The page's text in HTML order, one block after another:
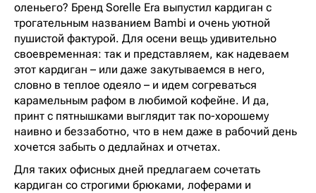
оленьего? Бренд Sorelle Era выпустил кардиган с
трогательным названием Bambi и очень уютной
пушистой фактурой. Для осени вещь удивительно
своевременная: так и представляем, как надеваем
этот кардиган – или даже закутываемся в него,
словно в теплое одеяло – и идем согреваться
карамельным рафом в любимой кофейне. И да,
принт с пятнышками выглядит так по-хорошему
наивно и беззаботно, что в нем даже в рабочий день
хочется забыть о дедлайнах и отчетах.
Для таких офисных дней предлагаем сочетать
кардиган со строгими брюками, лоферами и